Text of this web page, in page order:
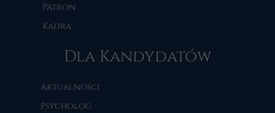
Aktualności
Psycholog
Dla Kandydatów
Patron
Kadra